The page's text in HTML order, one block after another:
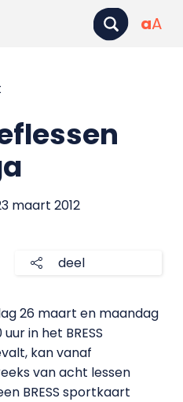
aA
maart 2012
deel
26 maart en maandag
in het BRESS
kan vanaf
van acht lessen
BRESS sportkaart